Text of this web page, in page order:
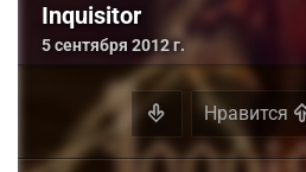
Inquisitor
5 сентября 2012 г.
Нравится